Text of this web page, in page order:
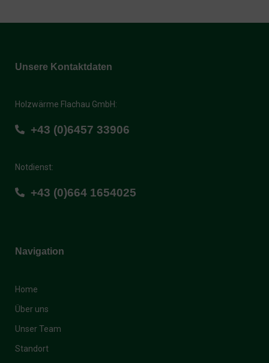
Unsere Kontaktdaten
Holzwärme Flachau GmbH:
+43 (0)6457 33906
Notdienst:
+43 (0)664 1654025
Navigation
Home
Über uns
Unser Team
Standort